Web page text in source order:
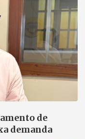
de
demanda